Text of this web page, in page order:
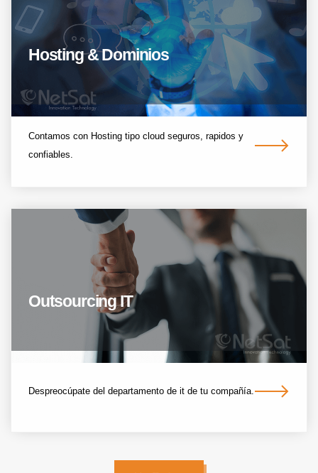
Hosting & Dominios
Contamos con Hosting tipo cloud seguros, rapidos y
confiables.
Outsourcing IT
Despreocúpate del departamento de it de tu compañía.